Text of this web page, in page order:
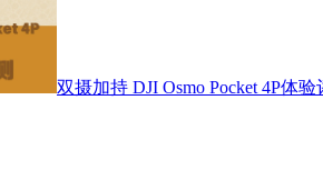
双摄加持 DJI Osmo Pocket 4P体验